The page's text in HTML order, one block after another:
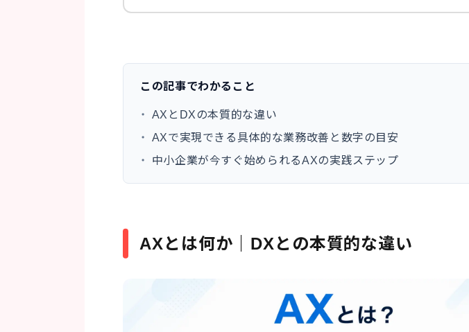
この記事でわかること
・
AXとDXの本質的な違い
・
AXで実現できる具体的な業務改善と数字の目安
・
中小企業が今すぐ始められるAXの実践ステップ
AXとは何か｜DXとの本質的な違い